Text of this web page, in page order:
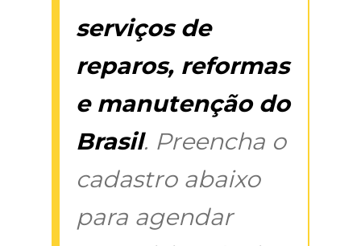
serviços de
reparos, reformas
e manutenção do
Brasil. Preencha o
cadastro abaixo
para agendar